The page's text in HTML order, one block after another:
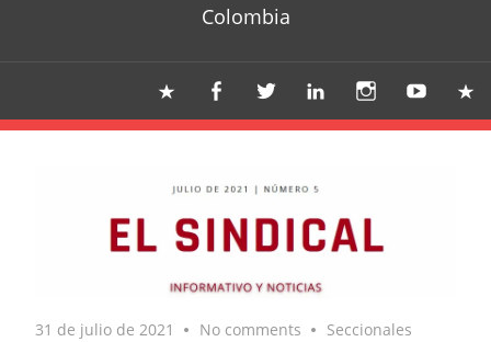
Colombia
31 de julio de 2021 No comments Seccionales